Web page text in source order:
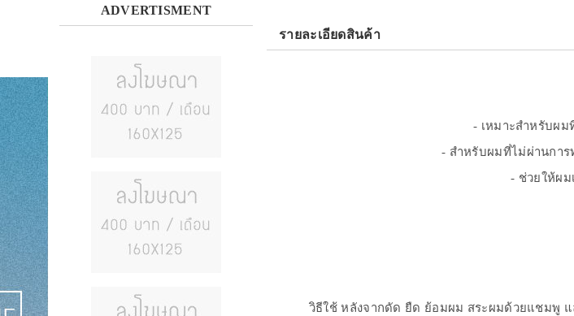
ADVERTISMENT
รายละเอียดสินค้า
- เหมาะสำหรับผ
- สำหรับผมที่ไม่ผ่านกา
- ช่วยให้ผ
วิธีใช้ หลังจากดัด ยืด ย้อมผม สระผมด้วยแชมพู